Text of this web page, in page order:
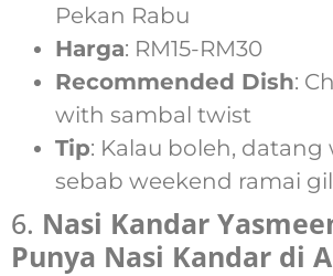
Pekan Rabu
Harga: RM15-RM30
Recommended Dish:
with sambal twist
Tip: Kalau boleh, datang
sebab weekend ramai
6. Nasi Kandar
Punya Nasi Kandar di